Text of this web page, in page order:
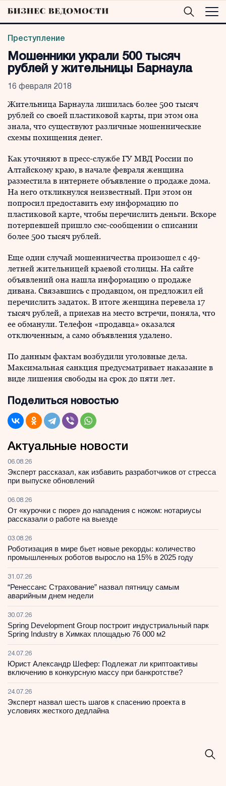
Преступление
Мошенники украли 500 тысяч
рублей у жительницы Барнаула
16 февраля 2018
Жительница Барнаула лишилась более 500 тысяч
рублей со своей пластиковой карты, при этом она
знала, что существуют различные мошеннические
схемы похищения денег.
Как уточняют в пресс-службе ГУ МВД России по
Алтайскому краю, в начале февраля женщина
разместила в интернете объявление о продаже дома.
На него откликнулся неизвестный. При этом он
попросил предоставить ему информацию по
пластиковой карте, чтобы перечислить деньги. Вскоре
потерпевшей пришло смс-сообщении о списании
более 500 тысяч рублей.
Еще один случай мошенничества произошел с 49-
летней жительницей краевой столицы. На сайте
объявлений она нашла информацию о продаже
дивана. Связавшись с продавцом, он предложил ей
перечислить задаток. В итоге женщина перевела 17
тысяч рублей, а приехав на место встречи, поняла, что
ее обманули. Телефон «продавца» оказался
отключенным, а само объявления удалено.
По данным фактам возбудили уголовные дела.
Максимальная санкция предусматривает наказание в
виде лишения свободы на срок до пяти лет.
Поделиться новостью
Актуальные новости
06.08.26
Эксперт рассказал, как избавить разработчиков от стресса
при выпуске обновлений
06.08.26
От «курочки с пюре» до нападения с ножом: нотариусы
рассказали о работе на выезде
03.08.26
Роботизация в мире бьет новые рекорды: количество
промышленных роботов выросло на 15% в 2025 году
31.07.26
“Ренессанс Страхование” назвал пятницу самым
аварийным днем недели
30.07.26
Spring Development Group построит индустриальный парк
Spring Industry в Химках площадью 76 000 м2
24.07.26
Юрист Александр Шефер: Подлежат ли криптоактивы
включению в конкурсную массу при банкротстве?
24.07.26
Эксперт назвал шесть шагов к спасению проекта в
условиях жесткого дедлайна